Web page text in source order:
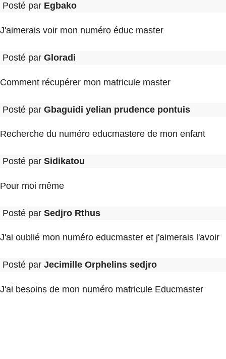
Posté par Egbako
J'aimerais voir mon numéro éduc master
Posté par Gloradi
Comment récupérer mon matricule master
Posté par Gbaguidi yelian prudence pontuis
Recherche du numéro educmastere de mon enfant
Posté par Sidikatou
Pour moi même
Posté par Sedjro Rthus
J'ai oublié mon numéro educmaster et j'aimerais l'avoir
Posté par Jecimille Orphelins sedjro
J'ai besoins de mon numéro matricule Educmaster